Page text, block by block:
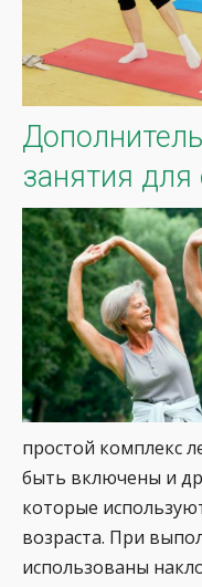
занятия для
простой комплекс
быть включены и
которые
возраста. При
использованы